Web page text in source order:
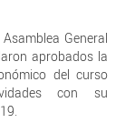
General
aprobados la
del curso
con su